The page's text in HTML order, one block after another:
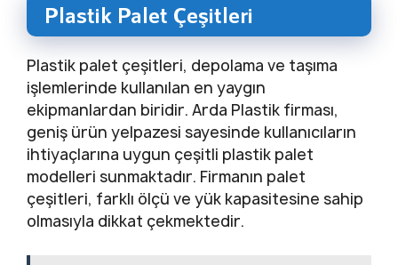
Plastik Palet Çeşitleri
Plastik palet çeşitleri, depolama ve taşıma
işlemlerinde kullanılan en yaygın
ekipmanlardan biridir. Arda Plastik firması,
geniş ürün yelpazesi sayesinde kullanıcıların
ihtiyaçlarına uygun çeşitli plastik palet
modelleri sunmaktadır. Firmanın palet
çeşitleri, farklı ölçü ve yük kapasitesine sahip
olmasıyla dikkat çekmektedir.